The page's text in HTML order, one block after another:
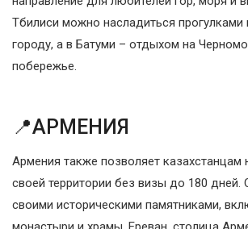
Тбилиси можно насладиться прогулками
городу, а в Батуми – отдыхом на
побережье.
📍АРМЕНИЯ
Армения также позволяет казахстанцам
своей территории без визы до 180 дней.
своими историческими памятниками,